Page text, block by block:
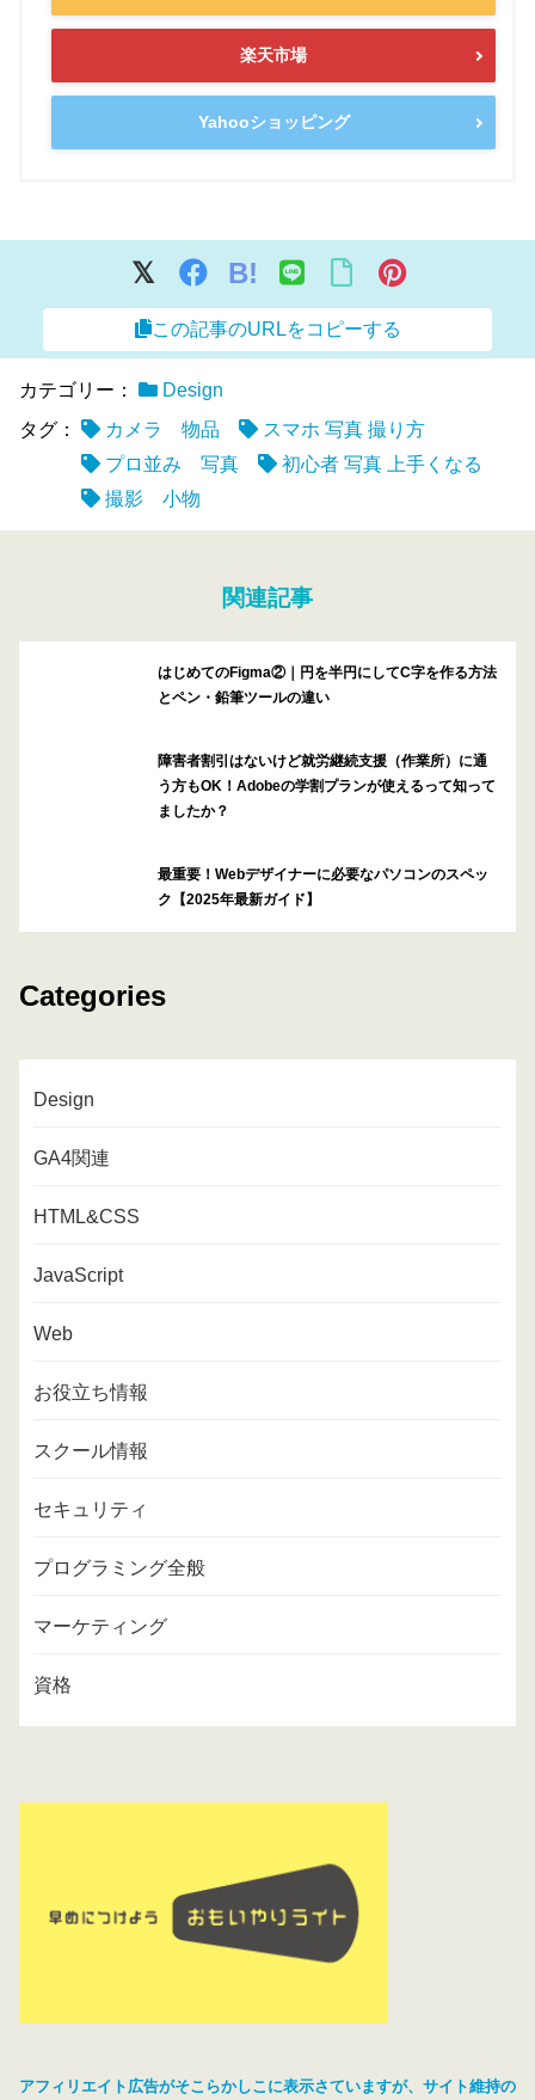
楽天市場
Yahooショッピング
B!
この記事のURLをコピーする
カテゴリー：
Design
タグ：
カメラ 物品
スマホ 写真 撮り方
プロ並み 写真
初心者 写真 上手くなる
撮影 小物
関連記事
はじめてのFigma②｜円を半円にしてC字を作る方法
とペン・鉛筆ツールの違い
障害者割引はないけど就労継続支援（作業所）に通
う方もOK！Adobeの学割プランが使えるって知って
ましたか？
最重要！Webデザイナーに必要なパソコンのスペッ
ク【2025年最新ガイド】
Categories
Design
GA4関連
HTML&CSS
JavaScript
Web
お役立ち情報
スクール情報
セキュリティ
プログラミング全般
マーケティング
資格
アフィリエイト広告がそこらかしこに表示さていますが、サイト維持の